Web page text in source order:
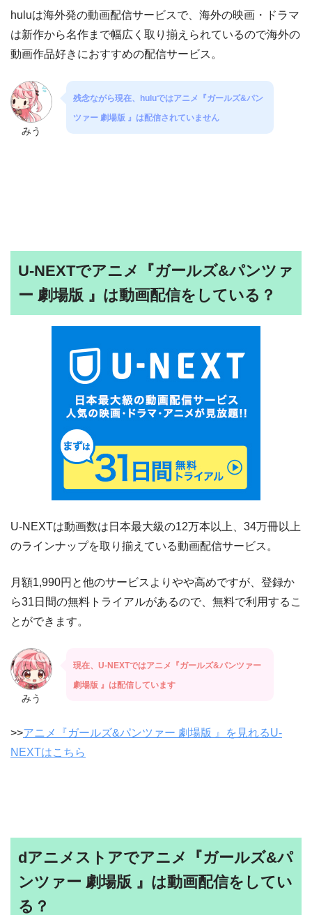
huluは海外発の動画配信サービスで、海外の映画・ドラマ
は新作から名作まで幅広く取り揃えられているので海外の
動画作品好きにおすすめの配信サービス。
みう
残念ながら現在、huluではアニメ『ガールズ&パン
ツァー 劇場版 』は配信されていません
U-NEXTでアニメ『ガールズ&パンツァ
ー 劇場版 』は動画配信をしている？
U-NEXTは動画数は日本最大級の12万本以上、34万冊以上
のラインナップを取り揃えている動画配信サービス。
月額1,990円と他のサービスよりやや高めですが、登録か
ら31日間の無料トライアルがあるので、無料で利用するこ
とができます。
みう
現在、U-NEXTではアニメ『ガールズ&パンツァー
劇場版 』は配信しています
>>アニメ『ガールズ&パンツァー 劇場版 』を見れるU-
NEXTはこちら
dアニメストアでアニメ『ガールズ&パ
ンツァー 劇場版 』は動画配信をしてい
る？